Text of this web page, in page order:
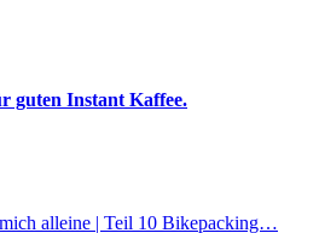
guten Instant Kaffee.
alleine | Teil 10 Bikepacking…